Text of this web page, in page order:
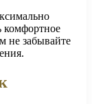
комфортное
не забывайте